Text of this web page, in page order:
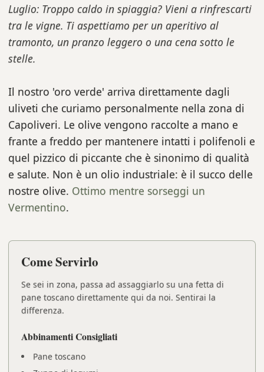
Luglio: Troppo caldo in spiaggia? Vieni a rinfrescarti
tra le vigne. Ti aspettiamo per un aperitivo al
tramonto, un pranzo leggero o una cena sotto le
stelle.
Il nostro 'oro verde' arriva direttamente dagli
uliveti che curiamo personalmente nella zona di
Capoliveri. Le olive vengono raccolte a mano e
frante a freddo per mantenere intatti i polifenoli e
quel pizzico di piccante che è sinonimo di qualità
e salute. Non è un olio industriale: è il succo delle
nostre olive. Ottimo mentre sorseggi un
Vermentino.
Come Servirlo
Se sei in zona, passa ad assaggiarlo su una fetta di
pane toscano direttamente qui da noi. Sentirai la
differenza.
Abbinamenti Consigliati
Pane toscano